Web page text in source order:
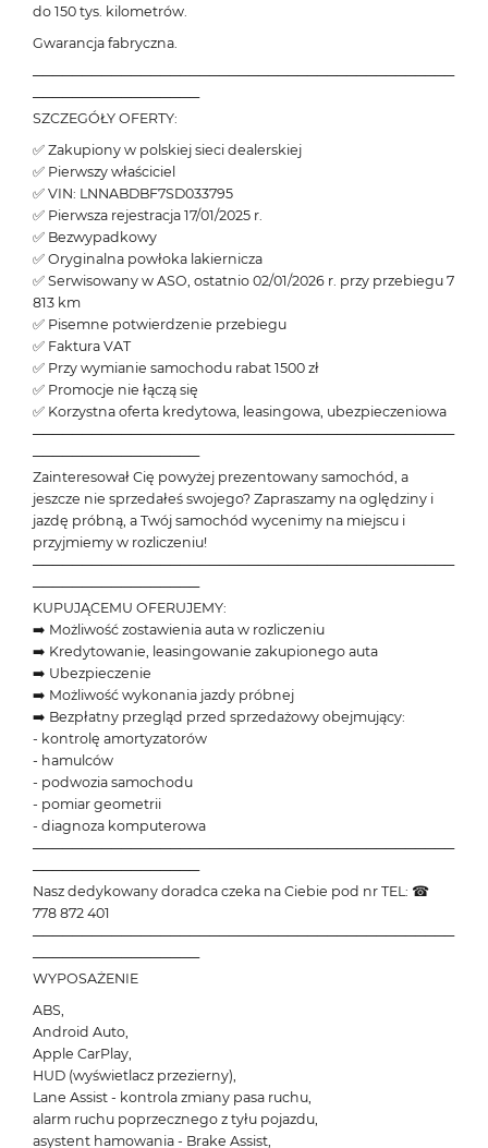
do 150 tys. kilometrów.
Gwarancja fabryczna.
───────────────────────────────────────────
─────────────────
SZCZEGÓŁY OFERTY:
✅ Zakupiony w polskiej sieci dealerskiej
✅ Pierwszy właściciel
✅ VIN: LNNABDBF7SD033795
✅ Pierwsza rejestracja 17/01/2025 r.
✅ Bezwypadkowy
✅ Oryginalna powłoka lakiernicza
✅ Serwisowany w ASO, ostatnio 02/01/2026 r. przy przebiegu 7
813 km
✅ Pisemne potwierdzenie przebiegu
✅ Faktura VAT
✅ Przy wymianie samochodu rabat 1500 zł
✅ Promocje nie łączą się
✅ Korzystna oferta kredytowa, leasingowa, ubezpieczeniowa
───────────────────────────────────────────
─────────────────
Zainteresował Cię powyżej prezentowany samochód, a
jeszcze nie sprzedałeś swojego? Zapraszamy na oględziny i
jazdę próbną, a Twój samochód wycenimy na miejscu i
przyjmiemy w rozliczeniu!
───────────────────────────────────────────
─────────────────
KUPUJĄCEMU OFERUJEMY:
➡️ Możliwość zostawienia auta w rozliczeniu
➡️ Kredytowanie, leasingowanie zakupionego auta
➡️ Ubezpieczenie
➡️ Możliwość wykonania jazdy próbnej
➡️ Bezpłatny przegląd przed sprzedażowy obejmujący:
- kontrolę amortyzatorów
- hamulców
- podwozia samochodu
- pomiar geometrii
- diagnoza komputerowa
───────────────────────────────────────────
─────────────────
Nasz dedykowany doradca czeka na Ciebie pod nr TEL: ☎
778 872 401
───────────────────────────────────────────
─────────────────
WYPOSAŻENIE
ABS,
Android Auto,
Apple CarPlay,
HUD (wyświetlacz przezierny),
Lane Assist - kontrola zmiany pasa ruchu,
alarm ruchu poprzecznego z tyłu pojazdu,
asystent hamowania - Brake Assist,